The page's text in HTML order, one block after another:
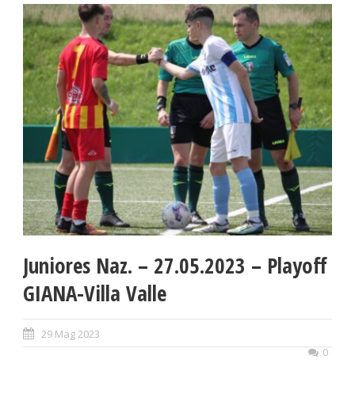
Juniores Naz. – 27.05.2023 – Playoff
GIANA-Villa Valle
29 Mag 2023
0